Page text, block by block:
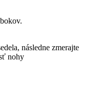
následne zmerajte
nohy